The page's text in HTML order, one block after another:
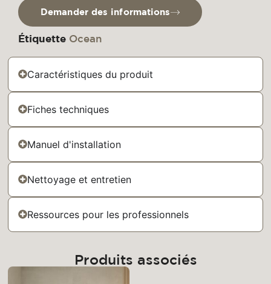
Demander des informations
Étiquette Ocean
Caractéristiques du produit
Fiches techniques
Manuel d'installation
Nettoyage et entretien
Ressources pour les professionnels
Produits associés